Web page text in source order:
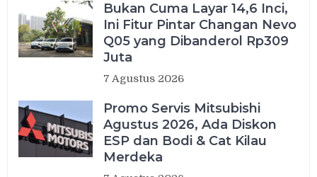
Bukan Cuma Layar 14,6 Inci,
Ini Fitur Pintar Changan Nevo
Q05 yang Dibanderol Rp309
Juta
7 Agustus 2026
Promo Servis Mitsubishi
Agustus 2026, Ada Diskon
ESP dan Bodi & Cat Kilau
Merdeka